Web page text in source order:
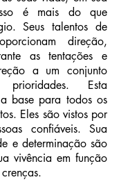
é mais do que
Seus talentos de
direção,
as tentações e
a um conjunto
prioridades. Esta
base para todos os
Eles são vistos por
confiáveis. Sua
e determinação são
vivência em função